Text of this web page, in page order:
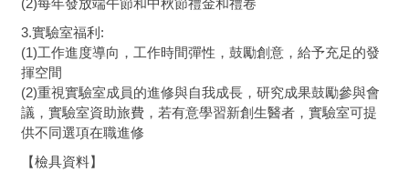
(2)每年發放端午節和中秋節禮金和禮卷
3.實驗室福利:
(1)工作進度導向，工作時間彈性，鼓勵創意，給予充足的發
揮空間
(2)重視實驗室成員的進修與自我成長，研究成果鼓勵參與會
議，實驗室資助旅費，若有意學習新創生醫者，實驗室可提
供不同選項在職進修
【檢具資料】